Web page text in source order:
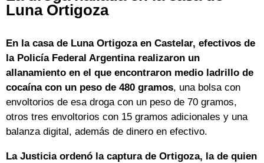
Luna Ortigoza
En la casa de Luna Ortigoza en Castelar, efectivos de
la Policía Federal Argentina realizaron un
allanamiento en el que encontraron medio ladrillo de
cocaína con un peso de 480 gramos, una bolsa con
envoltorios de esa droga con un peso de 70 gramos,
otros tres envoltorios con 15 gramos adicionales y una
balanza digital, además de dinero en efectivo.
La Justicia ordenó la captura de Ortigoza, la de quien